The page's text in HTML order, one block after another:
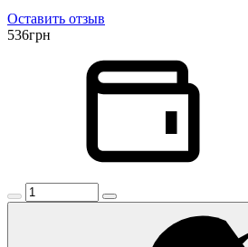
Оставить отзыв
536грн